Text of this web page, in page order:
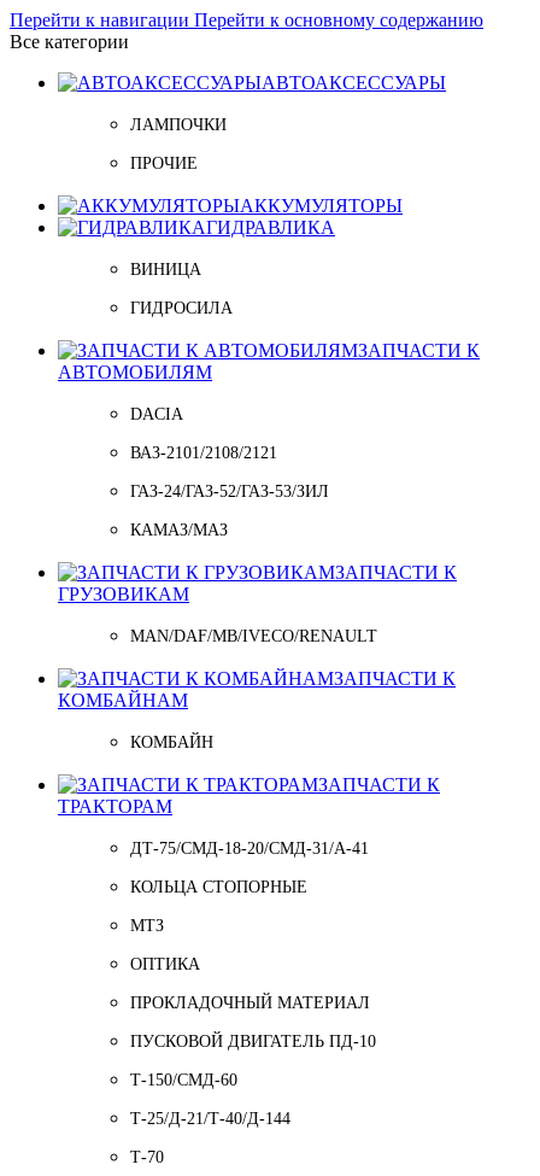
Перейти к навигации Перейти к основному содержанию
Все категории
АВТОАКСЕССУАРЫ
ЛАМПОЧКИ
ПРОЧИЕ
АККУМУЛЯТОРЫ
ГИДРАВЛИКА
ВИНИЦА
ГИДРОСИЛА
ЗАПЧАСТИ К
АВТОМОБИЛЯМ
DACIA
ВАЗ-2101/2108/2121
ГАЗ-24/ГАЗ-52/ГАЗ-53/ЗИЛ
КАМАЗ/МАЗ
ЗАПЧАСТИ К
ГРУЗОВИКАМ
MAN/DAF/MB/IVECO/RENAULT
ЗАПЧАСТИ К
КОМБАЙНАМ
КОМБАЙН
ЗАПЧАСТИ К
ТРАКТОРАМ
ДТ-75/СМД-18-20/СМД-31/A-41
КОЛЬЦА СТОПОРНЫЕ
МТЗ
ОПТИКА
ПРОКЛАДОЧНЫЙ МАТЕРИАЛ
ПУСКОВОЙ ДВИГАТЕЛЬ ПД-10
Т-150/СМД-60
Т-25/Д-21/Т-40/Д-144
Т-70